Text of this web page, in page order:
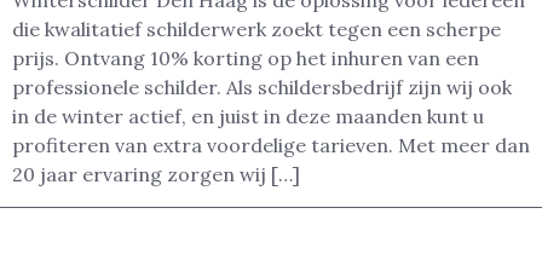
die kwalitatief schilderwerk zoekt tegen een scherpe
prijs. Ontvang 10% korting op het inhuren van een
professionele schilder. Als schildersbedrijf zijn wij ook
in de winter actief, en juist in deze maanden kunt u
profiteren van extra voordelige tarieven. Met meer dan
20 jaar ervaring zorgen wij […]